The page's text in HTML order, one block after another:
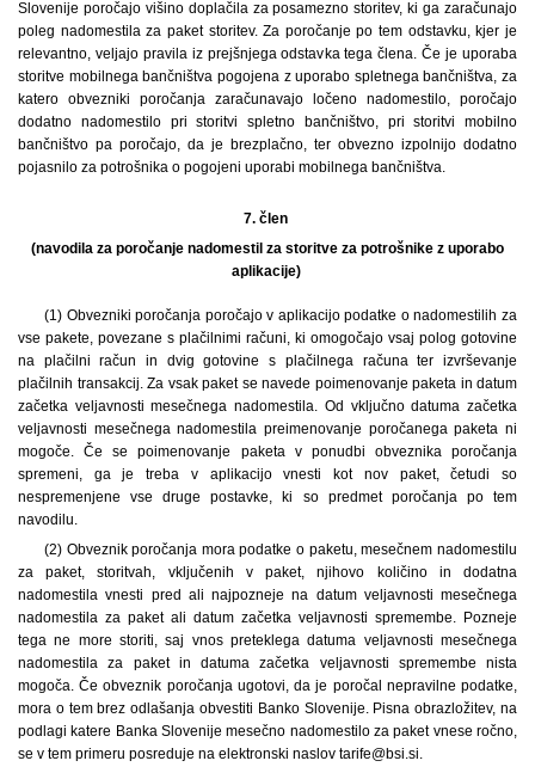
Slovenije poročajo višino doplačila za posamezno storitev, ki ga zaračunajo
poleg nadomestila za paket storitev. Za poročanje po tem odstavku, kjer je
relevantno, veljajo pravila iz prejšnjega odstavka tega člena. Če je uporaba
storitve mobilnega bančništva pogojena z uporabo spletnega bančništva, za
katero obvezniki poročanja zaračunavajo ločeno nadomestilo, poročajo
dodatno nadomestilo pri storitvi spletno bančništvo, pri storitvi mobilno
bančništvo pa poročajo, da je brezplačno, ter obvezno izpolnijo dodatno
pojasnilo za potrošnika o pogojeni uporabi mobilnega bančništva.
7. člen
(navodila za poročanje nadomestil za storitve za potrošnike z uporabo
aplikacije)
(1) Obvezniki poročanja poročajo v aplikacijo podatke o nadomestilih za
vse pakete, povezane s plačilnimi računi, ki omogočajo vsaj polog gotovine
na plačilni račun in dvig gotovine s plačilnega računa ter izvrševanje
plačilnih transakcij. Za vsak paket se navede poimenovanje paketa in datum
začetka veljavnosti mesečnega nadomestila. Od vključno datuma začetka
veljavnosti mesečnega nadomestila preimenovanje poročanega paketa ni
mogoče. Če se poimenovanje paketa v ponudbi obveznika poročanja
spremeni, ga je treba v aplikacijo vnesti kot nov paket, četudi so
nespremenjene vse druge postavke, ki so predmet poročanja po tem
navodilu.
(2) Obveznik poročanja mora podatke o paketu, mesečnem nadomestilu
za paket, storitvah, vključenih v paket, njihovo količino in dodatna
nadomestila vnesti pred ali najpozneje na datum veljavnosti mesečnega
nadomestila za paket ali datum začetka veljavnosti spremembe. Pozneje
tega ne more storiti, saj vnos preteklega datuma veljavnosti mesečnega
nadomestila za paket in datuma začetka veljavnosti spremembe nista
mogoča. Če obveznik poročanja ugotovi, da je poročal nepravilne podatke,
mora o tem brez odlašanja obvestiti Banko Slovenije. Pisna obrazložitev, na
podlagi katere Banka Slovenije mesečno nadomestilo za paket vnese ročno,
se v tem primeru posreduje na elektronski naslov tarife@bsi.si.